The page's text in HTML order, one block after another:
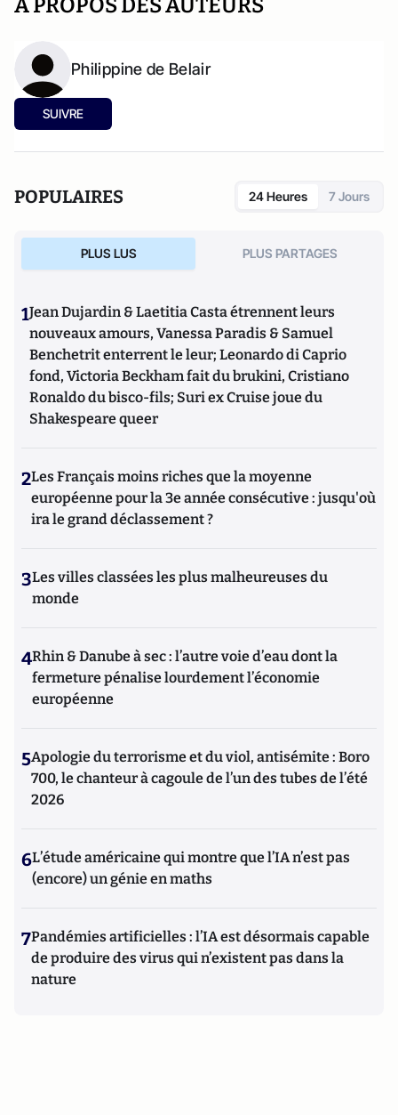
A PROPOS DES AUTEURS
Philippine de Belair
SUIVRE
POPULAIRES 24 Heures 7 Jours
PLUS LUS PLUS PARTAGES
1Jean Dujardin & Laetitia Casta étrennent leurs
nouveaux amours, Vanessa Paradis & Samuel
Benchetrit enterrent le leur; Leonardo di Caprio
fond, Victoria Beckham fait du brukini, Cristiano
Ronaldo du bisco-fils; Suri ex Cruise joue du
Shakespeare queer
2Les Français moins riches que la moyenne
européenne pour la 3e année consécutive : jusqu'où
ira le grand déclassement ?
3Les villes classées les plus malheureuses du
monde
4Rhin & Danube à sec : l’autre voie d’eau dont la
fermeture pénalise lourdement l’économie
européenne
5Apologie du terrorisme et du viol, antisémite : Boro
700, le chanteur à cagoule de l’un des tubes de l’été
2026
6L’étude américaine qui montre que l’IA n’est pas
(encore) un génie en maths
7Pandémies artificielles : l’IA est désormais capable
de produire des virus qui n’existent pas dans la
nature